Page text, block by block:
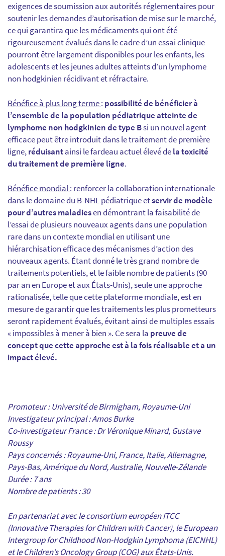
exigences de soumission aux autorités réglementaires pour
soutenir les demandes d’autorisation de mise sur le marché,
ce qui garantira que les médicaments qui ont été
rigoureusement évalués dans le cadre d’un essai clinique
pourront être largement disponibles pour les enfants, les
adolescents et les jeunes adultes atteints d’un lymphome
non hodgkinien récidivant et réfractaire.
Bénéfice à plus long terme: possibilité de bénéficier à
l’ensemble de la population pédiatrique atteinte de
lymphome non hodgkinien de type Bsi un nouvel agent
efficace peut être introduit dans le traitement de première
ligne,réduisantainsi le fardeau actuel élevé dela toxicité
du traitement de première ligne.
Bénéfice mondial: renforcer la collaboration internationale
dans le domaine du B-NHL pédiatrique etservir de modèle
pour d’autres maladiesen démontrant la faisabilité de
l’essai de plusieurs nouveaux agents dans une population
rare dans un contexte mondial en utilisant une
hiérarchisation efficace des mécanismes d’action des
nouveaux agents. Étant donné le très grand nombre de
traitements potentiels, et le faible nombre de patients (90
par an en Europe et aux États-Unis), seule une approche
rationalisée, telle que cette plateforme mondiale, est en
mesure de garantir que les traitements les plus prometteurs
seront rapidement évalués, évitant ainsi de multiples essais
« impossibles à mener à bien ». Ce sera la preuve de
concept que cette approche est à la fois réalisable et a un
impact élevé.
Promoteur : Université de Birmigham, Royaume-Uni
Investigateur principal : Amos Burke
Co-investigateur France : Dr Véronique Minard, Gustave
Roussy
Pays concernés : Royaume-Uni, France, Italie, Allemagne,
Pays-Bas, Amérique du Nord, Australie, Nouvelle-Zélande
Durée : 7 ans
Nombre de patients : 30
En partenariat avec le consortium européen ITCC
(Innovative Therapies for Children with Cancer), le European
Intergroup for Childhood Non-Hodgkin Lymphoma (EICNHL)
et le Children’s Oncology Group (COG) aux États-Unis.